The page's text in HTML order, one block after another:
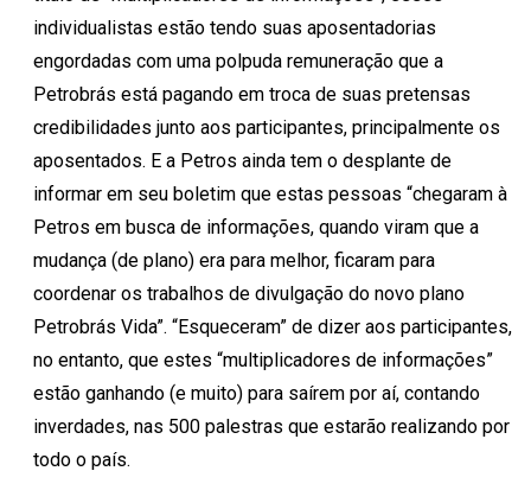
individualistas estão tendo suas aposentadorias
engordadas com uma polpuda remuneração que a
Petrobrás está pagando em troca de suas pretensas
credibilidades junto aos participantes, principalmente os
aposentados. E a Petros ainda tem o desplante de
informar em seu boletim que estas pessoas “chegaram à
Petros em busca de informações, quando viram que a
mudança (de plano) era para melhor, ficaram para
coordenar os trabalhos de divulgação do novo plano
Petrobrás Vida”. “Esqueceram” de dizer aos participantes,
no entanto, que estes “multiplicadores de informações”
estão ganhando (e muito) para saírem por aí, contando
inverdades, nas 500 palestras que estarão realizando por
todo o país.